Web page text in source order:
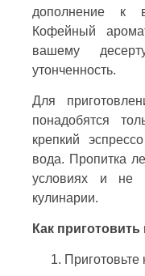
дополнение к
Кофейный
вашему
утонченность.
Для
понадобятся
крепкий
вода. Пропитка
условиях и не
кулинарии.
Как
Приготовьте